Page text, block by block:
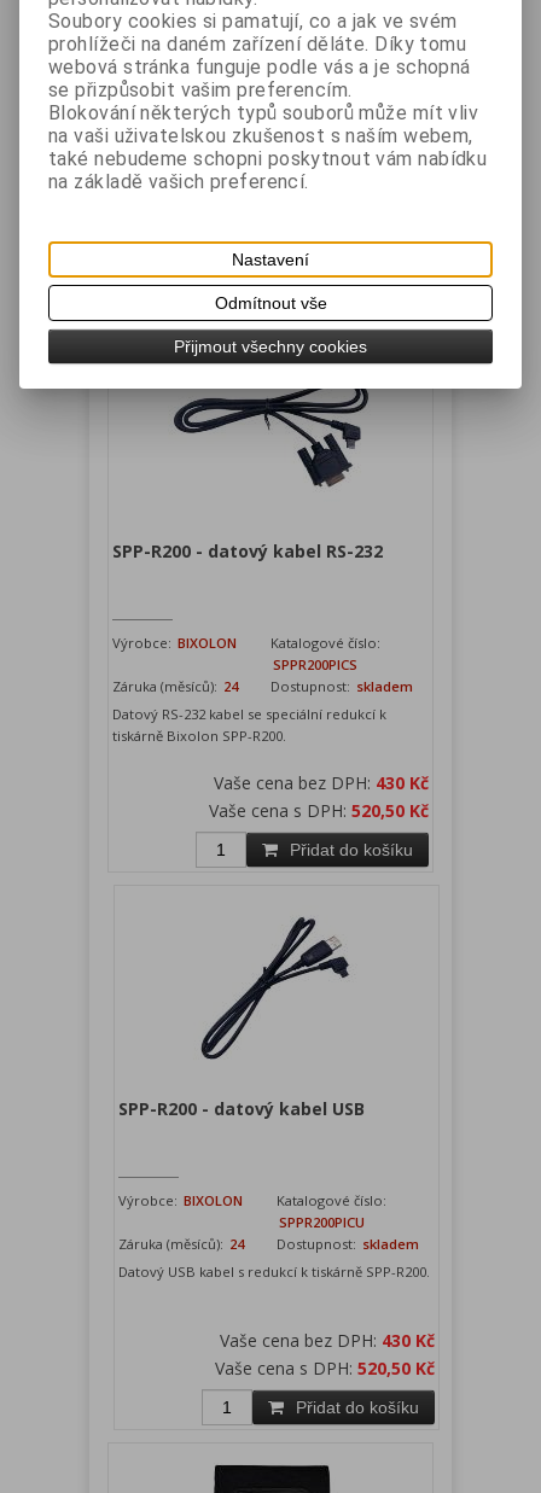
Bluetooth 4.0 - Android, Win PC.
Černá.
Katalogové číslo:
MPTII5B
Záruka (měsíců):
Dostupnost: skladem
MPT-II mobilní termotiskárna 58 mm, Bluetooth
4.0, připojitelná k Android a Windows. Napájení
Vaše cena s DPH:
Přidat do košíku
SPP-R200 - datový kabel RS-232
Výrobce: BIXOLON
Katalogové číslo:
SPPR200PICS
Záruka (měsíců): 24 Dostupnost: skladem
Datový RS-232 kabel se speciální redukcí k
tiskárně Bixolon SPP-R200.
Vaše cena bez DPH: 430 Kč
Vaše cena s DPH: 520,50 Kč
Přidat do košíku
SPP-R200 - datový kabel USB
Výrobce: BIXOLON
Katalogové číslo:
SPPR200PICU
Záruka (měsíců): 24 Dostupnost: skladem
Datový USB kabel s redukcí k tiskárně SPP-R200.
Vaše cena bez DPH: 430 Kč
Vaše cena s DPH:520,50 Kč
Přidat do košíku
Soubory cookies si pamatují, co a jak ve svém
prohlížeči na daném zařízení děláte. Díky tomu
webová stránka funguje podle vás a je schopná
se přizpůsobit vašim preferencím.
Blokování některých typů souborů může mít vliv
na vaši uživatelskou zkušenost s naším webem,
také nebudeme schopni poskytnout vám nabídku
na základě vašich preferencí.
Nastavení
Odmítnout vše
Přijmout všechny cookies